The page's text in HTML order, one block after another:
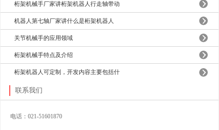
桁架机械手厂家讲桁架机器人行走轴带动
机器人第七轴厂家讲什么是桁架机器人
关节机械手的应用领域
桁架机械手特点及介绍
桁架机器人可定制，开发内容主要包括什
联系我们
电话：021-51601870